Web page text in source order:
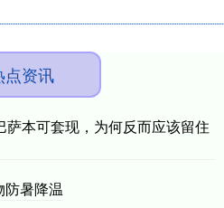
点资讯
本可套现，为何反而应该留住
防暑降温